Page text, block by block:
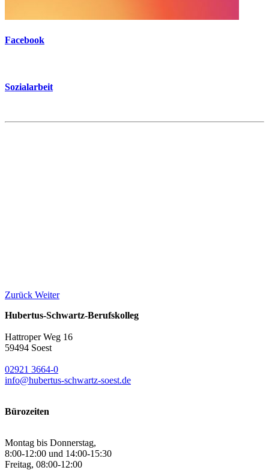
Facebook
Sozialarbeit
Zurück Weiter
Hubertus-Schwartz-Berufskolleg
Hattroper Weg 16
59494 Soest
02921 3664-0
info@hubertus-schwartz-soest.de
Bürozeiten
Montag bis Donnerstag,
8:00-12:00 und 14:00-15:30
Freitag, 08:00-12:00